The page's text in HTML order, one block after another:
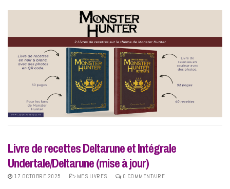
Livre de recettes Deltarune et Intégrale
Undertale/Deltarune (mise à jour)
17 OCTOBRE 2025 MES LIVRES 0 COMMENTAIRE